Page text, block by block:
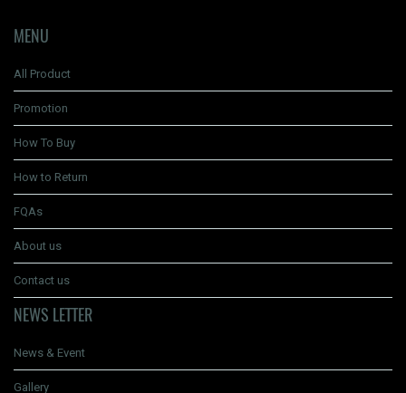
MENU
All Product
Promotion
How To Buy
How to Return
FQAs
About us
Contact us
NEWS LETTER
News & Event
Gallery